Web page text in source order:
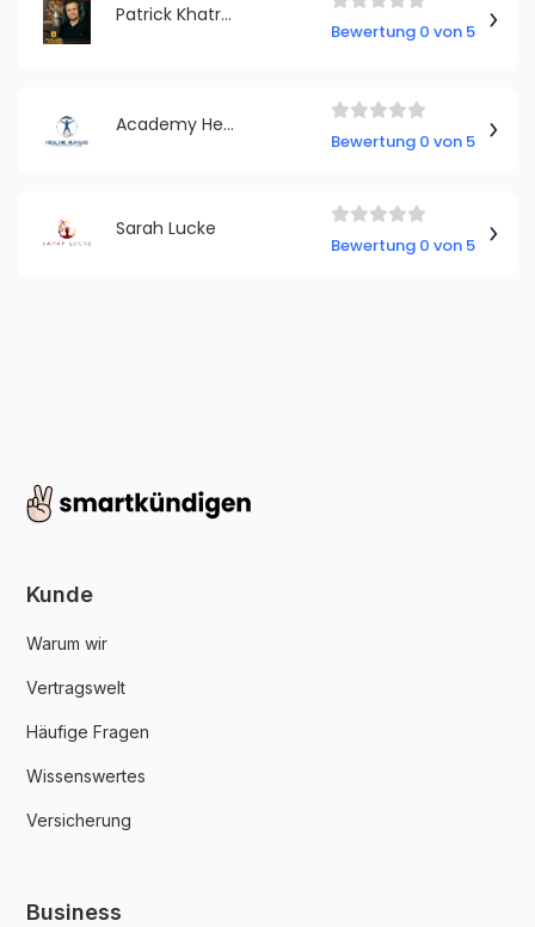
Patrick Khatrao | Golden Voice Academy
Bewertung 0 von 5
Academy Healing Humans
Bewertung 0 von 5
Sarah Lucke
Bewertung 0 von 5
Kunde
Warum wir
Vertragswelt
Häufige Fragen
Wissenswertes
Versicherung
Business